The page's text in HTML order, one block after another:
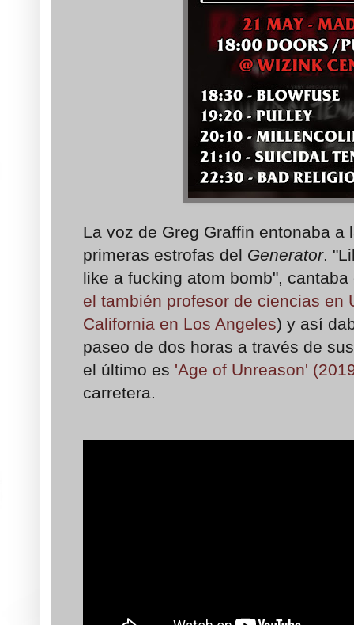
La voz de Greg Graffin entonaba a
primeras estrofas del Generator.
like a fucking atom bomb",
el también profesor de ciencias en
California en Los Angeles) y así
paseo de dos horas a través de
el último es 'Age of Unreason'
carretera.